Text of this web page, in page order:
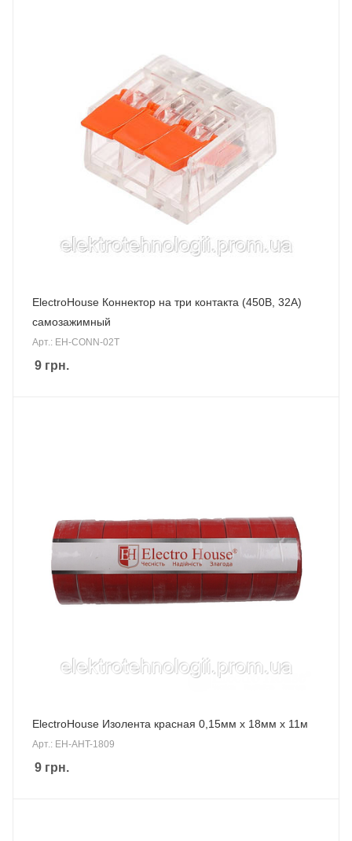
ElectroHouse Коннектор на три контакта (450В, 32А)
самозажимный
Арт.: EH-CONN-02T
9 грн.
ElectroHouse Изолента красная 0,15мм х 18мм х 11м
Арт.: EH-AHT-1809
9 грн.